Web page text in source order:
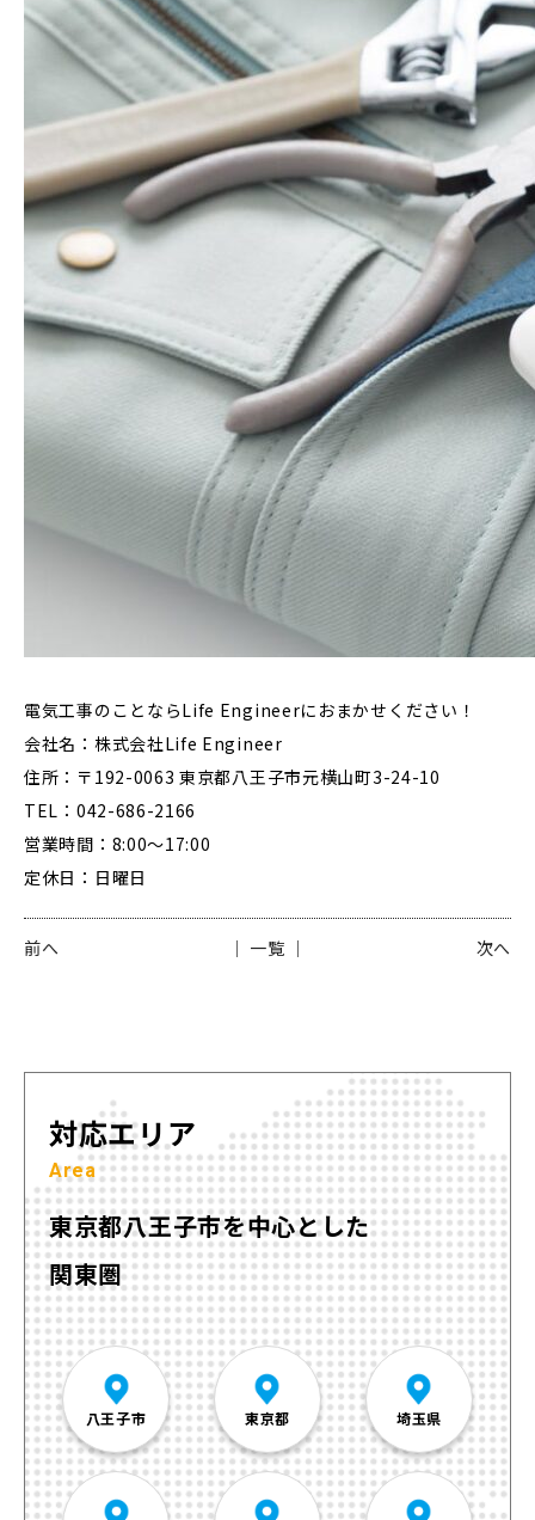
電気工事のことならLife Engineerにおまかせください！
会社名：株式会社Life Engineer
住所：〒192-0063 東京都八王子市元横山町3-24-10
TEL：042-686-2166
営業時間：8:00～17:00
定休日：日曜日
前へ 次へ
│ 一覧 │
対応エリア
Area
東京都八王子市を中心とした
関東圏
八王子市 東京都 埼玉県